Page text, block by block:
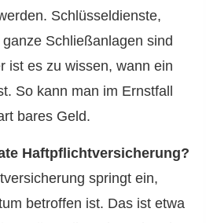
Schlüsseldienste,
Schließanlagen sind
ist es zu wissen, wann ein
So kann man im Ernstfall
bares Geld.
Haft­pflichtversicherung?
springt ein,
betroffen ist. Das ist etwa